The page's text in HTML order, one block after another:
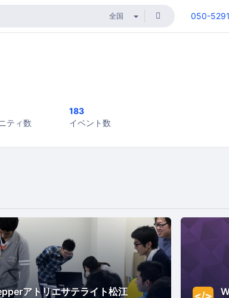
050-
ティ数
183
イベント数
アトリエサテライト松江